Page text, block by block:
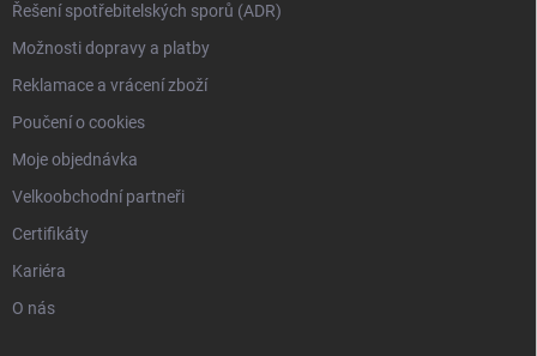
Řešení spotřebitelských sporů (ADR)
Možnosti dopravy a platby
Reklamace a vrácení zboží
Poučení o cookies
Moje objednávka
Velkoobchodní partneři
Certifikáty
Kariéra
O nás